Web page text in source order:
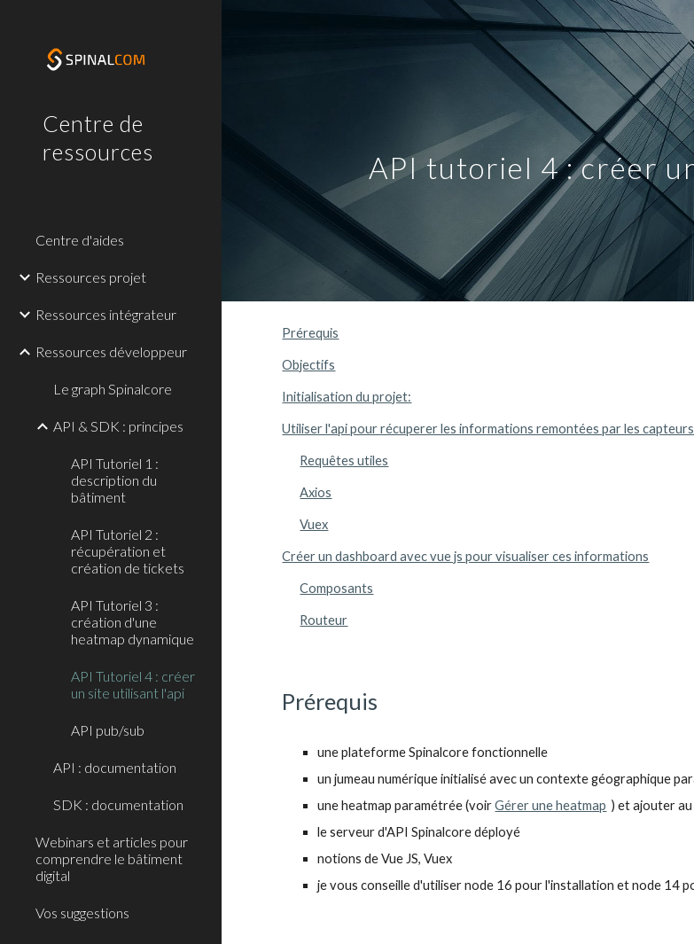
Skip to main content
Centre de
ressources
Centre d'aides
Ressources projet
Ressources intégrateur
Ressources développeur
Le graph Spinalcore
API & SDK : principes
API Tutoriel 1 :
description du
bâtiment
API Tutoriel 2 :
récupération et
création de tickets
API Tutoriel 3 :
création d'une
heatmap dynamique
API Tutoriel 4 : créer
un site utilisant l'api
API pub/sub
API : documentation
SDK : documentation
Webinars et articles pour
comprendre le bâtiment
digital
Vos suggestions
API tutoriel 4 : créer
Prérequis
Objectifs
Initialisation du projet:
Utiliser l'api pour récuperer les informations remontées par les capteurs
Requêtes utiles
Axios
Vuex
Créer un dashboard avec vue js pour visualiser ces informations
Composants
Routeur
Prérequis
une plateforme Spinalcore fonctionnelle
un jumeau numérique initialisé avec un contexte géographique
une heatmap paramétrée (voir Gérer une heatmap ) et ajouter
le serveur d'API Spinalcore déployé
notions de Vue JS, Vuex
je vous conseille d'utiliser node 16 pour l'installation et node 14